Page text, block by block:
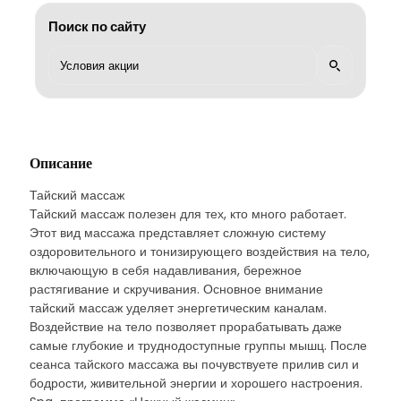
Поиск по сайту
Описание
Тайский массаж
Тайский массаж полезен для тех, кто много работает.
Этот вид массажа представляет сложную систему
оздоровительного и тонизирующего воздействия на тело,
включающую в себя надавливания, бережное
растягивание и скручивания. Основное внимание
тайский массаж уделяет энергетическим каналам.
Воздействие на тело позволяет прорабатывать даже
самые глубокие и труднодоступные группы мышц. После
сеанса тайского массажа вы почувствуете прилив сил и
бодрости, живительной энергии и хорошего настроения.